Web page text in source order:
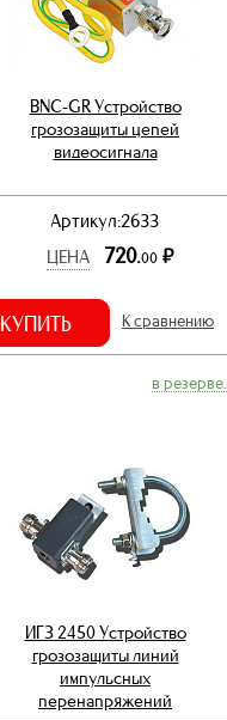
BNC-GR Устройство
грозозащиты цепей
видеосигнала
Артикул:2633
ЦЕНА
720.00 р.
КУПИТЬ К сравнению
в резерве.
ИГЗ 2450 Устройство
грозозащиты линий
импульсных
перенапряжений